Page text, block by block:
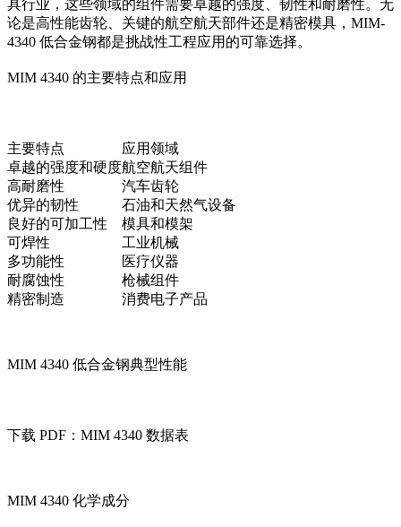
具行业，这些领域的组件需要卓越的强度、韧性和耐磨性。无
论是高性能齿轮、关键的航空航天部件还是精密模具，MIM-
4340 低合金钢都是挑战性工程应用的可靠选择。
MIM 4340 的主要特点和应用
主要特点
应用领域
卓越的强度和硬度航空航天组件
高耐磨性
汽车齿轮
优异的韧性
石油和天然气设备
良好的可加工性
模具和模架
可焊性
工业机械
多功能性
医疗仪器
耐腐蚀性
枪械组件
精密制造
消费电子产品
MIM 4340 低合金钢典型性能
下载 PDF：MIM 4340 数据表
MIM 4340 化学成分